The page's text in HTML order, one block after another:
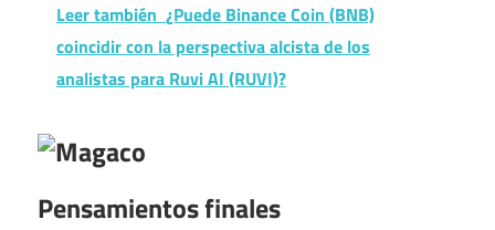
Leer también ¿Puede Binance Coin (BNB)
coincidir con la perspectiva alcista de los
analistas para Ruvi AI (RUVI)?
Pensamientos finales